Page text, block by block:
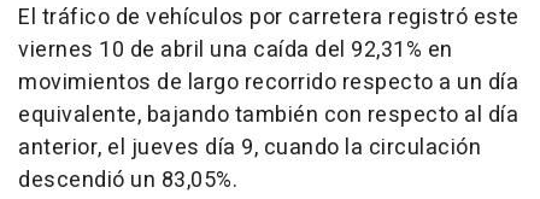
El tráfico de vehículos por carretera registró este
viernes 10 de abril una caída del 92,31% en
movimientos de largo recorrido respecto a un día
equivalente, bajando también con respecto al día
anterior, el jueves día 9, cuando la circulación
descendió un 83,05%.